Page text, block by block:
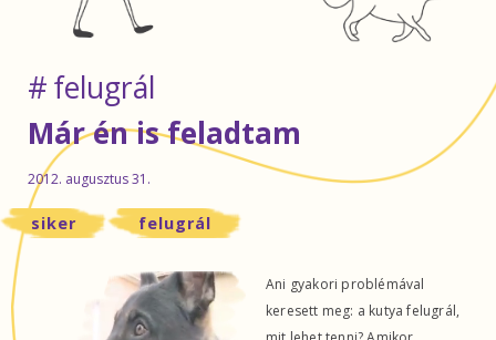
felugrál
Már én is feladtam
2012. augusztus 31.
siker felugrál
Ani gyakori problémával
keresett meg: a kutya felugrál,